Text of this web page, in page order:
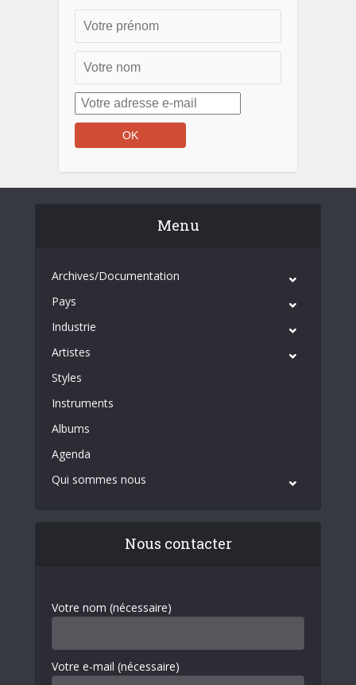
Menu
Archives/Documentation
Pays
Industrie
Artistes
Styles
Instruments
Albums
Agenda
Qui sommes nous
Nous contacter
Votre nom (nécessaire)
Votre e-mail (nécessaire)